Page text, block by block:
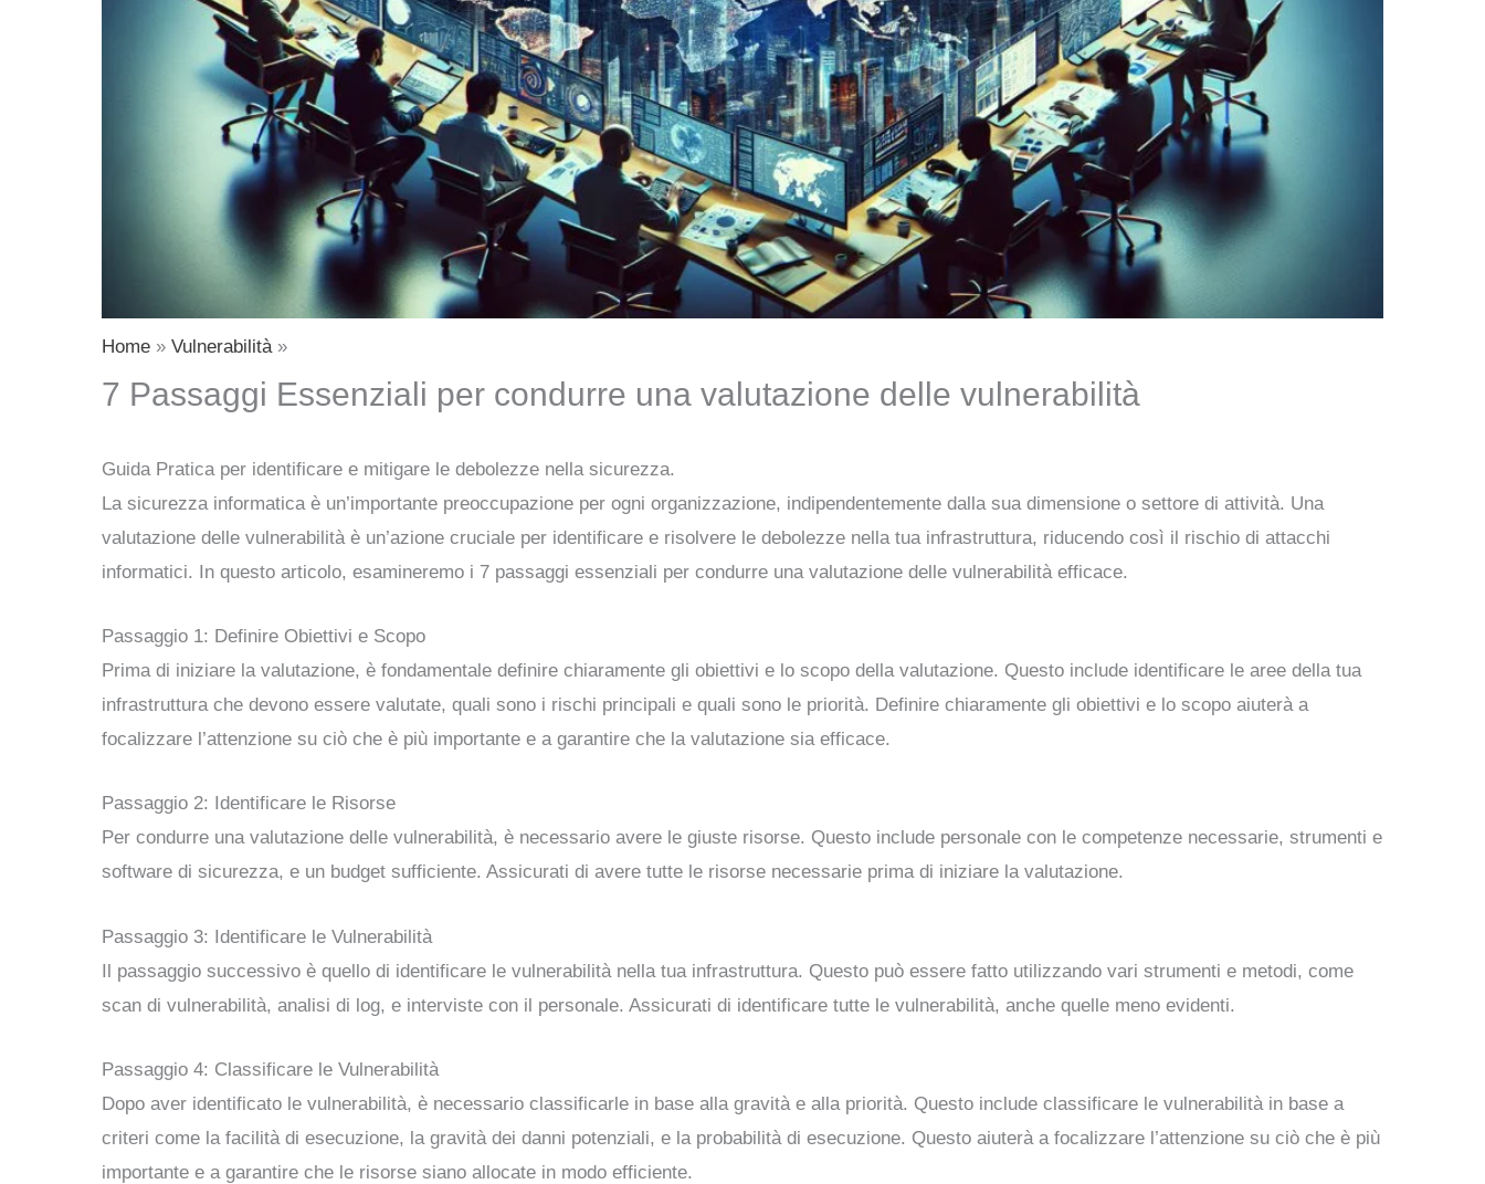
Home Vulnerabilità
7 Passaggi Essenziali per condurre una valutazione delle vulnerabilità
Guida Pratica per identificare e mitigare le debolezze nella sicurezza.
La sicurezza informatica è un’importante preoccupazione per ogni organizzazione, indipendentemente dalla sua dimensione o settore di attività. Una
valutazione delle vulnerabilità è un’azione cruciale per identificare e risolvere le debolezze nella tua infrastruttura, riducendo così il rischio di attacchi
informatici. In questo articolo, esamineremo i 7 passaggi essenziali per condurre una valutazione delle vulnerabilità efficace.
Passaggio 1: Definire Obiettivi e Scopo
Prima di iniziare la valutazione, è fondamentale definire chiaramente gli obiettivi e lo scopo della valutazione. Questo include identificare le aree della tua
infrastruttura che devono essere valutate, quali sono i rischi principali e quali sono le priorità. Definire chiaramente gli obiettivi e lo scopo aiuterà a
focalizzare l’attenzione su ciò che è più importante e a garantire che la valutazione sia efficace.
Passaggio 2: Identificare le Risorse
Per condurre una valutazione delle vulnerabilità, è necessario avere le giuste risorse. Questo include personale con le competenze necessarie, strumenti e
software di sicurezza, e un budget sufficiente. Assicurati di avere tutte le risorse necessarie prima di iniziare la valutazione.
Passaggio 3: Identificare le Vulnerabilità
Il passaggio successivo è quello di identificare le vulnerabilità nella tua infrastruttura. Questo può essere fatto utilizzando vari strumenti e metodi, come
scan di vulnerabilità, analisi di log, e interviste con il personale. Assicurati di identificare tutte le vulnerabilità, anche quelle meno evidenti.
Passaggio 4: Classificare le Vulnerabilità
Dopo aver identificato le vulnerabilità, è necessario classificarle in base alla gravità e alla priorità. Questo include classificare le vulnerabilità in base a
criteri come la facilità di esecuzione, la gravità dei danni potenziali, e la probabilità di esecuzione. Questo aiuterà a focalizzare l’attenzione su ciò che è più
importante e a garantire che le risorse siano allocate in modo efficiente.